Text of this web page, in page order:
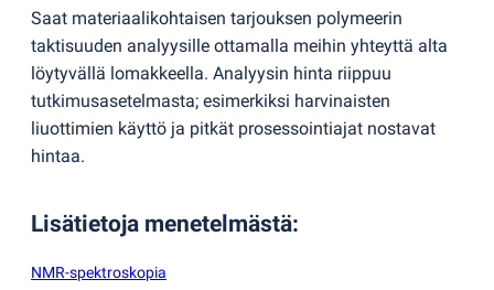
Saat materiaalikohtaisen tarjouksen polymeerin
taktisuuden analyysille ottamalla meihin yhteyttä alta
löytyvällä lomakkeella. Analyysin hinta riippuu
tutkimusasetelmasta; esimerkiksi harvinaisten
liuottimien käyttö ja pitkät prosessointiajat nostavat
hintaa.
Lisätietoja menetelmästä:
NMR-spektroskopia